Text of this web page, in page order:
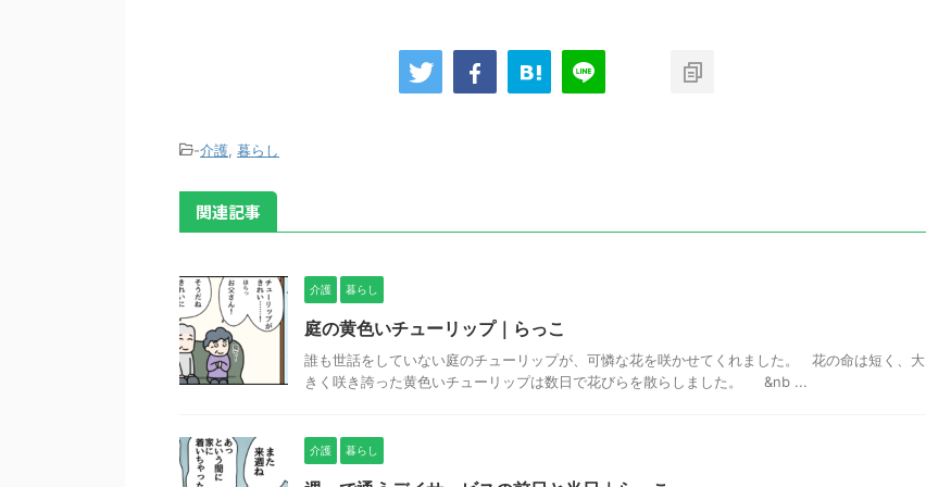
-介護 暮らし
関連記事
介護 暮らし
庭の黄色いチューリップ｜らっこ
誰も世話をしていない庭のチューリップが、可憐な花を咲かせてくれました。 花の命は短く、大
きく咲き誇った黄色いチューリップは数日で花びらを散らしました。 &nb ...
介護 暮らし